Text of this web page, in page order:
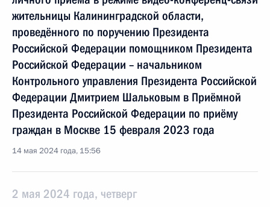
жительницы Калининградской области,
проведённого по поручению Президента
Российской Федерации помощником Президента
Российской Федерации – начальником
Контрольного управления Президента Российской
Федерации Дмитрием Шальковым в Приёмной
Президента Российской Федерации по приёму
граждан в Москве 15 февраля 2023 года
14 мая 2024 года, 15:56
2 мая 2024 года, четверг